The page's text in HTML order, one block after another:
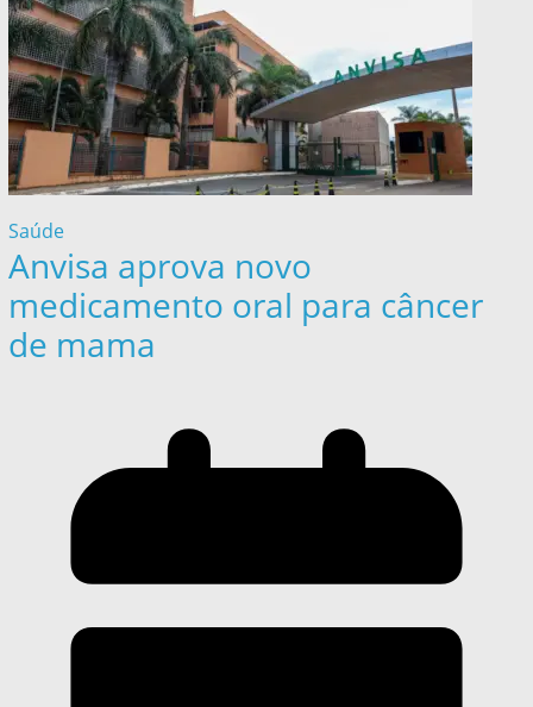
Saúde
Anvisa aprova novo
medicamento oral para câncer
de mama